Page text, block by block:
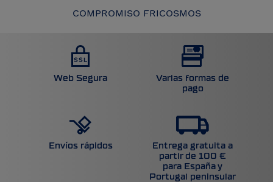
COMPROMISO FRICOSMOS
Web Segura
Varias formas de
pago
Envíos rápidos
Entrega gratuita a
partir de 100 €
para España y
Portugal peninsular